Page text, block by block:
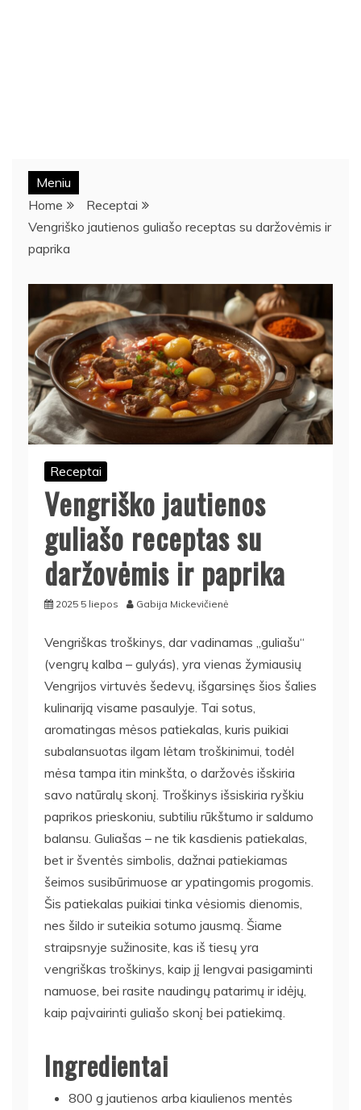
Meniu
Home
Receptai
Vengriško jautienos guliašo receptas su daržovėmis ir
paprika
Receptai
Vengriško jautienos
guliašo receptas su
daržovėmis ir paprika
2025 5 liepos Gabija Mickevičienė
Vengriškas troškinys, dar vadinamas „guliašu“
(vengrų kalba – gulyás), yra vienas žymiausių
Vengrijos virtuvės šedevų, išgarsinęs šios šalies
kulinariją visame pasaulyje. Tai sotus,
aromatingas mėsos patiekalas, kuris puikiai
subalansuotas ilgam lėtam troškinimui, todėl
mėsa tampa itin minkšta, o daržovės išskiria
savo natūralų skonį. Troškinys išsiskiria ryškiu
paprikos prieskoniu, subtiliu rūkštumo ir saldumo
balansu. Guliašas – ne tik kasdienis patiekalas,
bet ir šventės simbolis, dažnai patiekiamas
šeimos susibūrimuose ar ypatingomis progomis.
Šis patiekalas puikiai tinka vėsiomis dienomis,
nes šildo ir suteikia sotumo jausmą. Šiame
straipsnyje sužinosite, kas iš tiesų yra
vengriškas troškinys, kaip jį lengvai pasigaminti
namuose, bei rasite naudingų patarimų ir idėjų,
kaip paįvairinti guliašo skonį bei patiekimą.
Ingredientai
800 g jautienos arba kiaulienos mentės